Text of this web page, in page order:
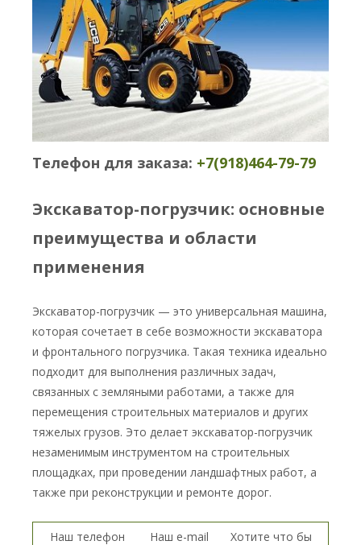
Телефон для заказа: +7(918)464-79-79
Экскаватор-погрузчик: основные
преимущества и области
применения
Экскаватор-погрузчик — это универсальная машина,
которая сочетает в себе возможности экскаватора
и фронтального погрузчика. Такая техника идеально
подходит для выполнения различных задач,
связанных с земляными работами, а также для
перемещения строительных материалов и других
тяжелых грузов. Это делает экскаватор-погрузчик
незаменимым инструментом на строительных
площадках, при проведении ландшафтных работ, а
также при реконструкции и ремонте дорог.
Наш телефон Наш e-mail
Хотите что бы